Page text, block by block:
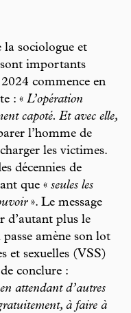
sociologue et
importants
commence en
: « L’opération
capoté. Et avec elle,
l’homme de
les victimes.
décennies de
que « seules les
». Le message
d’autant plus le
amène son lot
et sexuelles (VSS)
conclure :
attendant d’autres
à faire à